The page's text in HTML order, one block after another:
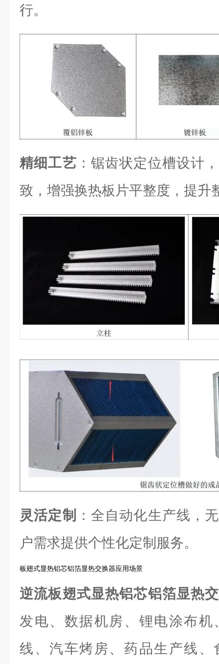
行。
精细工艺 ：锯齿状定位槽设计
致，增强换热板片平整度，提升
灵活定制
：全自动化生产线，
户需求提供个性化定制服务。
板翅式显热铝芯铝箔显热交换器应用场景
逆流板翅式显热铝芯铝箔显热
发电、数据机房、锂电涂布
线、汽车烤房、药品生产线、